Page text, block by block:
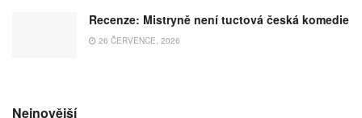
Recenze: Mistryně není tuctová česká komedie
26 ČERVENCE, 2026
Nejnovější